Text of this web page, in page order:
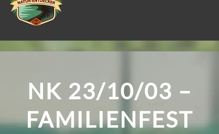
NK 23/10/03 –
FAMILIENFEST